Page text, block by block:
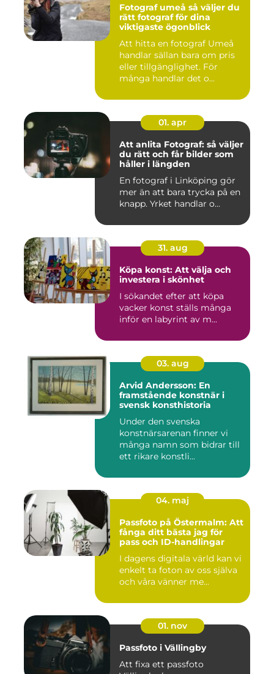
Fotograf umeå så väljer du
rätt fotograf för dina
viktigaste ögonblick
Att hitta en fotograf Umeå
handlar sällan bara om pris
eller tillgänglighet. För
många handlar det o...
01. apr
Att anlita Fotograf: så väljer
du rätt och får bilder som
håller i längden
En fotograf i Linköping gör
mer än att bara trycka på en
knapp. Yrket handlar o...
31. aug
Köpa konst: Att välja och
investera i skönhet
I sökandet efter att köpa
vacker konst ställs många
inför en labyrint av m...
03. aug
Arvid Andersson: En
framstående konstnär i
svensk konsthistoria
Under den svenska
konstnärsarenan finner vi
många namn som bidrar till
ett rikare konstli...
04. maj
Passfoto på Östermalm: Att
fånga ditt bästa jag för
pass och ID-handlingar
I dagens digitala värld kan vi
enkelt ta foton av oss själva
och våra vänner me...
01. nov
Passfoto i Vällingby
Att fixa ett passfoto